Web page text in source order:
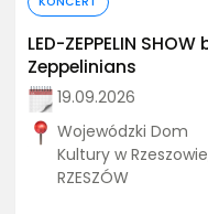
LED-ZEPPELIN SHOW
Zeppelinians
19.09.2026
Wojewódzki Dom
Kultury w
RZESZÓW